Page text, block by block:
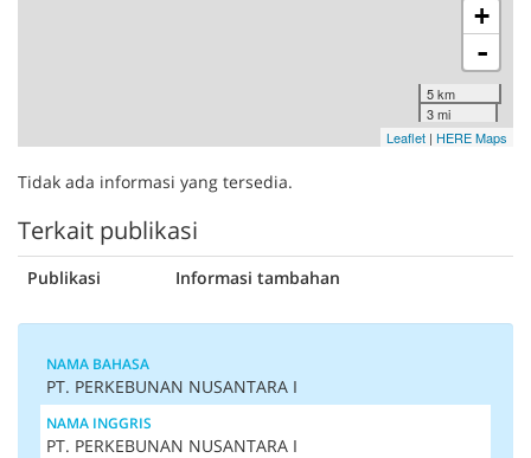
+
-
5 km
3 mi
Leaflet | HERE Maps
Tidak ada informasi yang tersedia.
Terkait publikasi
Publikasi Informasi tambahan
NAMA BAHASA
PT. PERKEBUNAN NUSANTARA I
NAMA INGGRIS
PT. PERKEBUNAN NUSANTARA I